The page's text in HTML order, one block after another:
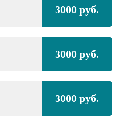
3000 руб.
3000 руб.
3000 руб.